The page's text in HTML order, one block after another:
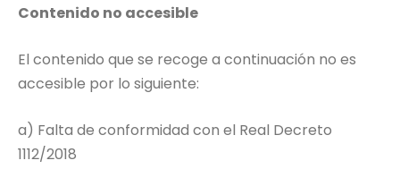
Contenido no accesible
El contenido que se recoge a continuación no es
accesible por lo siguiente:
a) Falta de conformidad con el Real Decreto
1112/2018